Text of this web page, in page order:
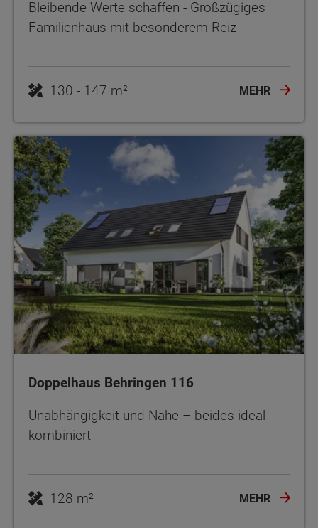
Bleibende Werte schaffen - Großzügiges
Familienhaus mit besonderem Reiz
130 - 147 m² MEHR
Doppelhaus Behringen 116
Unabhängigkeit und Nähe – beides ideal
kombiniert
128 m² MEHR